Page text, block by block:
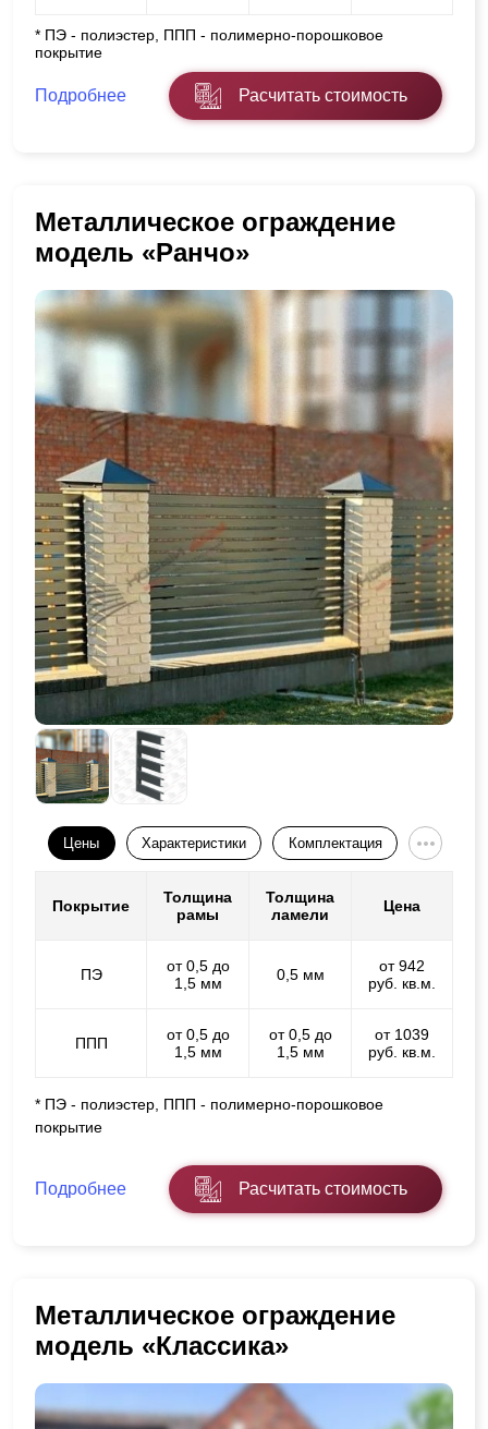
* ПЭ - полиэстер, ППП - полимерно-порошковое
покрытие
Подробнее Расчитать стоимость
Металлическое ограждение
модель «Ранчо»
Цены Характеристики Комплектация
Покрытие
Толщина
рамы
Толщина
ламели
Цена
ПЭ
от 0,5 до
1,5 мм
0,5 мм
от 942
руб. кв.м.
ППП
от 0,5 до
1,5 мм
от 0,5 до
1,5 мм
от 1039
руб. кв.м.
* ПЭ - полиэстер, ППП - полимерно-порошковое
покрытие
Подробнее Расчитать стоимость
Металлическое ограждение
модель «Классика»